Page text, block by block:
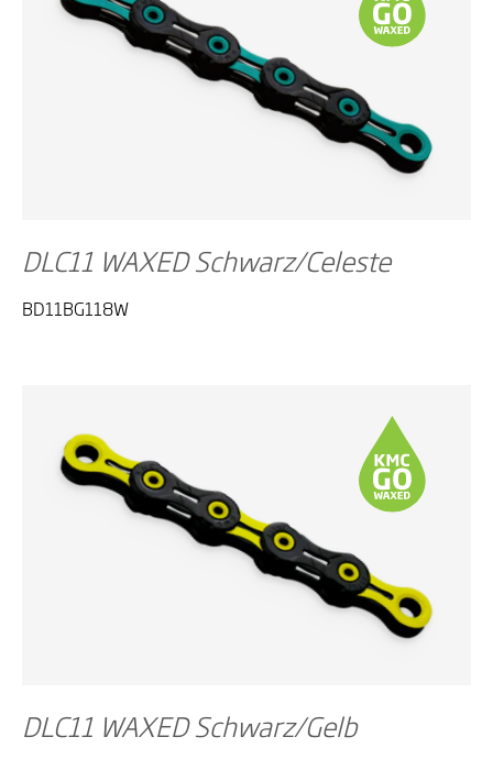
DLC11 WAXED Schwarz/Celeste
BD11BG118W
DLC11 WAXED Schwarz/Gelb